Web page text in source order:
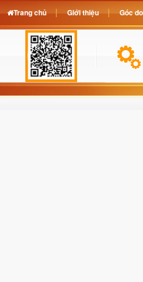
Trang chủ Giới thiệu Góc